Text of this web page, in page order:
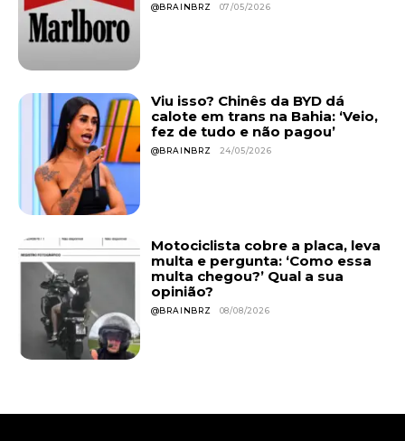
@BRAINBRZ 07/05/2026
Viu isso? Chinês da BYD dá
calote em trans na Bahia: ‘Veio,
fez de tudo e não pagou’
@BRAINBRZ 24/05/2026
Motociclista cobre a placa, leva
multa e pergunta: ‘Como essa
multa chegou?’ Qual a sua
opinião?
@BRAINBRZ 08/08/2026